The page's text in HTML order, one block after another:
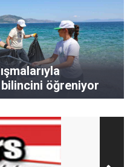
öğreniyor